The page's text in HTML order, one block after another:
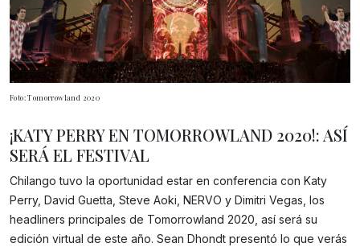
Foto: Tomorrowland 2020
Gracias!
¡KATY PERRY EN TOMORROWLAND 2020!: ASÍ
SERÁ EL FESTIVAL
Chilango tuvo la oportunidad estar en conferencia con Katy
Perry, David Guetta, Steve Aoki, NERVO y Dimitri Vegas, los
headliners principales de Tomorrowland 2020, así será su
edición virtual de este año. Sean Dhondt presentó lo que verás